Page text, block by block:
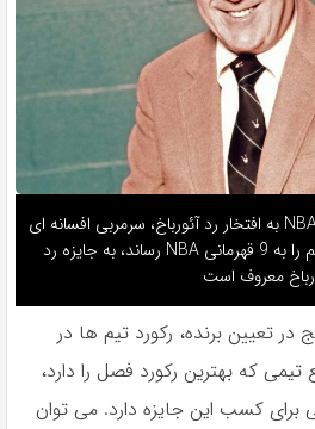
عنوان بهترین مربی سال لیگ NBA به افتخار رد آئورباخ، سرمربی افسانه ای
بوستون سلتیکس که این تیم را به 9 قهرمانی NBA رساند، به جایزه رد
معروف است
در تعیین برنده، رکورد تیم ها در
که بهترین رکورد فصل را دارد،
برای کسب این جایزه دارد. می توان